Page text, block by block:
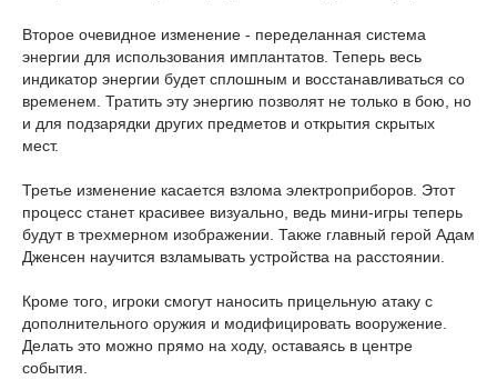
Второе очевидное изменение - переделанная система
энергии для использования имплантатов. Теперь весь
индикатор энергии будет сплошным и восстанавливаться со
временем. Тратить эту энергию позволят не только в бою, но
и для подзарядки других предметов и открытия скрытых
мест.
Третье изменение касается взлома электроприборов. Этот
процесс станет красивее визуально, ведь мини-игры теперь
будут в трехмерном изображении. Также главный герой Адам
Дженсен научится взламывать устройства на расстоянии.
Кроме того, игроки смогут наносить прицельную атаку с
дополнительного оружия и модифицировать вооружение.
Делать это можно прямо на ходу, оставаясь в центре
события.